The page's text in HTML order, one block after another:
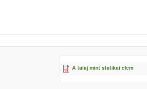
A talaj mint statikai elem